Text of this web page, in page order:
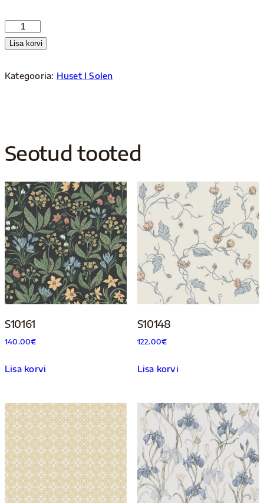
S10137
kogus
Lisa korvi
Kategooria: Huset I Solen
Seotud tooted
S10161
140.00€
Lisa korvi
S10148
122.00€
Lisa korvi